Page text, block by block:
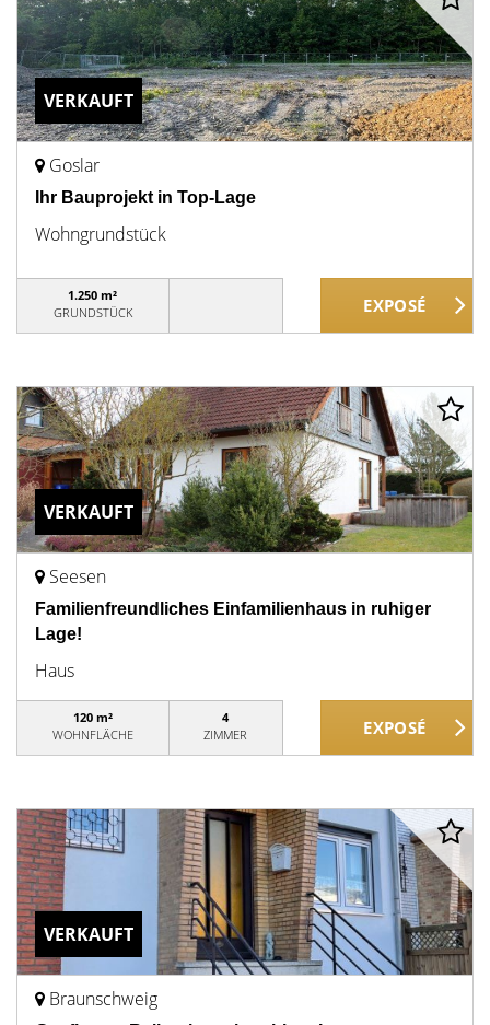
VERKAUFT
Goslar
Ihr Bauprojekt in Top-Lage
Wohngrundstück
1.250 m²
GRUNDSTÜCK
VERKAUFT
Seesen
Familienfreundliches Einfamilienhaus in ruhiger
Lage!
Haus
120 m²
WOHNFLÄCHE
4
ZIMMER
VERKAUFT
Braunschweig